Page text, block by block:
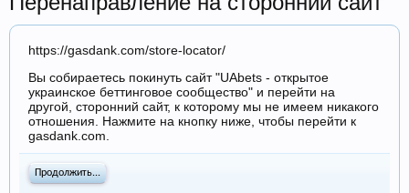
https://gasdank.com/store-locator/
Вы собираетесь покинуть сайт "UAbets - открытое
украинское беттинговое сообщество" и перейти на
другой, сторонний сайт, к которому мы не имеем никакого
отношения. Нажмите на кнопку ниже, чтобы перейти к
gasdank.com.
Продолжить...